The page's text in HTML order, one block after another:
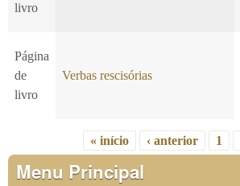
livro
Página
de
livro
Verbas rescisórias
Páginas
« início ‹ anterior 1
Menu Principal